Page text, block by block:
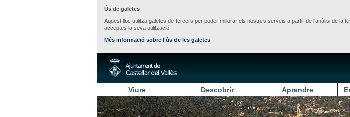
Ús de galetes
Aquest lloc utilitza galetes de tercers per poder millorar els nostres serveis a partir de l'anàlisi de
acceptes la seva utilització.
Més informació sobre l'ús de les galetes
Viure Descobrir Aprendre